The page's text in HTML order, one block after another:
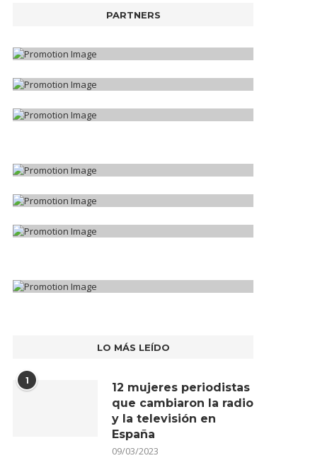
PARTNERS
LO MÁS LEÍDO
1
12 mujeres periodistas
que cambiaron la radio
y la televisión en
España
09/03/2023